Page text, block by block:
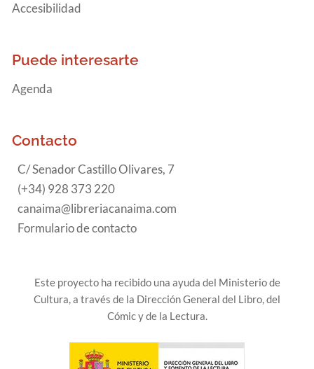
Accesibilidad
Puede interesarte
Agenda
Contacto
C/ Senador Castillo Olivares, 7
(+34) 928 373 220
canaima@libreriacanaima.com
Formulario de contacto
Este proyecto ha recibido una ayuda del Ministerio de
Cultura, a través de la Dirección General del Libro, del
Cómic y de la Lectura.